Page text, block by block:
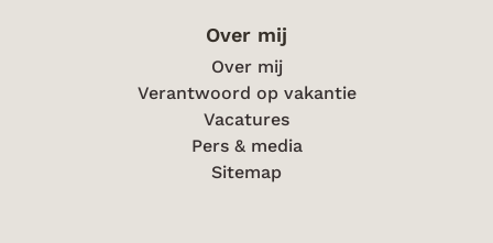
Over mij
Over mij
Verantwoord op vakantie
Vacatures
Pers & media
Sitemap